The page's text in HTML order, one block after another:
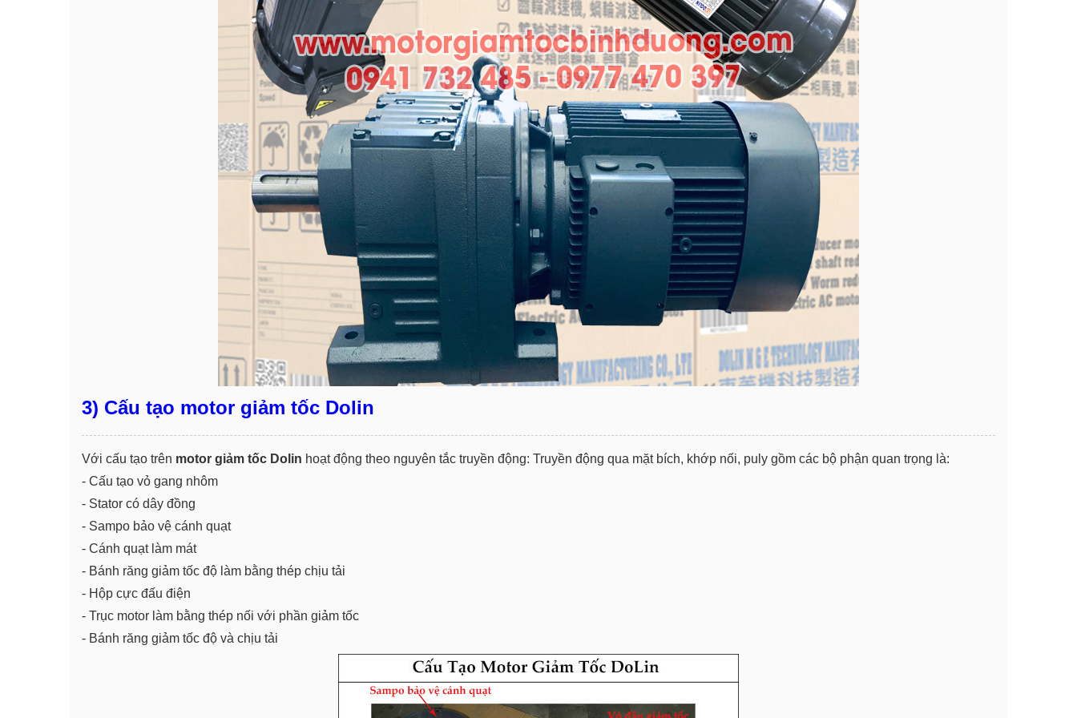
3) Cấu tạo motor giảm tốc Dolin
Với cấu tạo trên motor giảm tốc Dolin hoạt động theo nguyên tắc truyền động: Truyền động qua mặt bích, khớp nối, puly gồm các bộ phận quan trọng là:
- Cấu tạo vỏ gang nhôm
- Stator có dây đồng
- Sampo bảo vệ cánh quạt
- Cánh quạt làm mát
- Bánh răng giảm tốc độ làm bằng thép chịu tải
- Hộp cực đấu điện
- Trục motor làm bằng thép nối với phần giảm tốc
- Bánh răng giảm tốc độ và chịu tải